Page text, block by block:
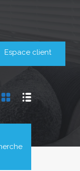
Espace client